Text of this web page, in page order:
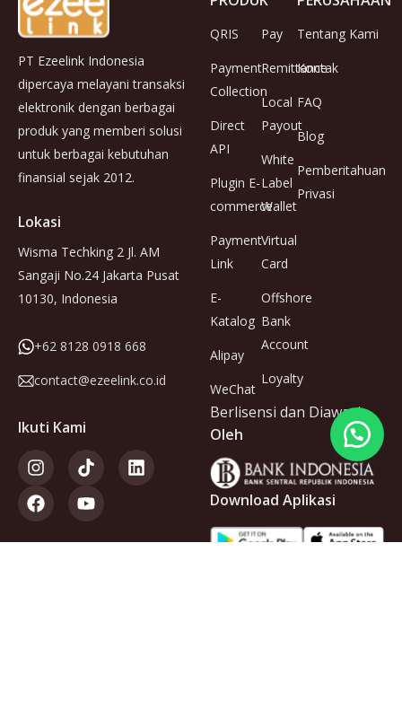
PT Ezeelink Indonesia
dipercaya melayani transaksi
elektronik dengan berbagai
produk yang memberi solusi
untuk berbagai kebutuhan
finansial sejak 2012.
Lokasi
Wisma Techking 2 Jl. AM
Sangaji No.24 Jakarta Pusat
10130, Indonesia
+62 8128 0918 668
contact@ezeelink.co.id
Ikuti Kami
QRIS
Payment
Collection
Direct
API
Plugin E-
commerce
Payment
Link
E-
Katalog
Alipay
WeChat
Pay
Remittance
Local
Payout
White
Label
Wallet
Virtual
Card
Offshore
Bank
Account
Loyalty
Tentang Kami
Kontak
FAQ
Blog
Pemberitahuan
Privasi
Berlisensi dan Diawasi
Oleh
Download Aplikasi